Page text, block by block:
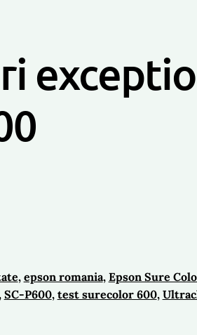
, epson romania, Epson Sure
SC-P600, test surecolor 600,